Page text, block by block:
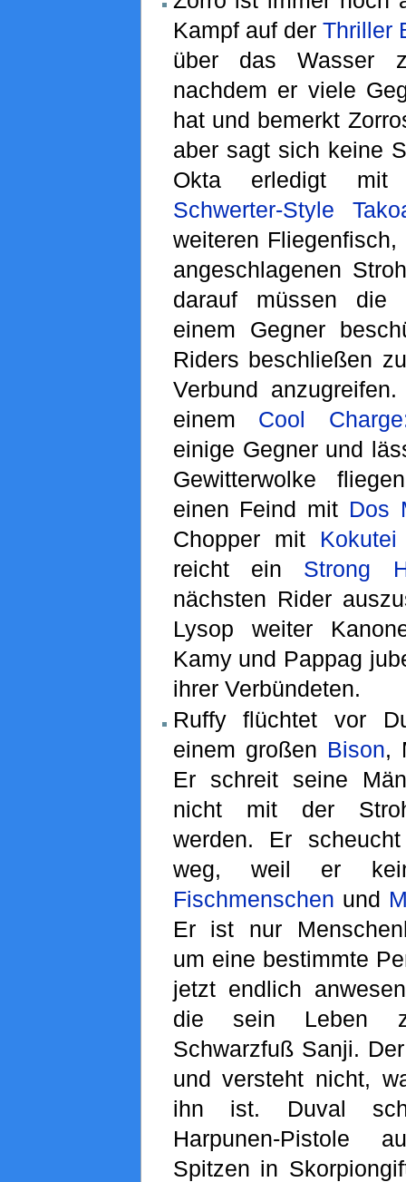
Kampf auf derThriller
über das Wasser
nachdem er viele
hat und bemerkt
aber sagt sich keine
Okta erledigt
Schwerter-Style
weiteren
angeschlagenen
darauf müssen die
einem Gegner
Riders beschließen
Verbund
einem Cool
einige Gegner und
Gewitterwolke
einen Feind mit Dos
Chopper mit
reicht ein Strong
nächsten Rider
Lysop weiter
Kamy und Pappag
ihrer Verbündeten.
Ruffy flüchtet vor
einem großen Bison,
Er schreit seine
nicht mit der
werden. Er
weg, weil er
Fischmenschen und
Er ist nur
um eine bestimmte
jetzt endlich
die sein Leben
Schwarzfuß Sanji.
und versteht nicht,
ihn ist. Duval
Harpunen-Pistole
Spitzen in